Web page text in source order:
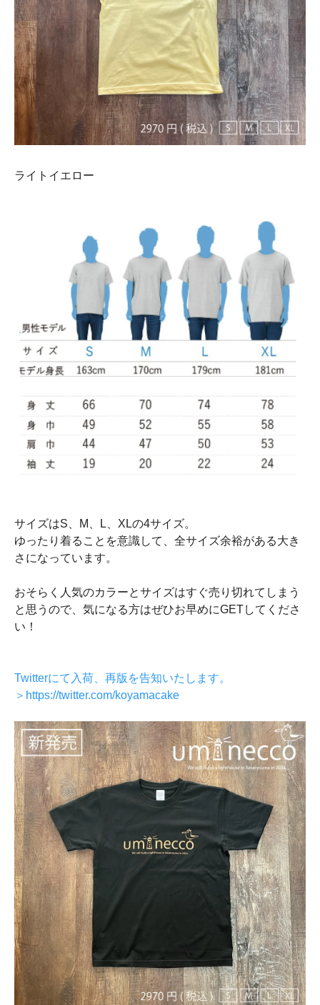
ライトイエロー
サイズはS、M、L、XLの4サイズ。
ゆったり着ることを意識して、全サイズ余裕がある大き
さになっています。
おそらく人気のカラーとサイズはすぐ売り切れてしまう
と思うので、気になる方はぜひお早めにGETしてくださ
い！
Twitterにて入荷、再版を告知いたします。
＞https://twitter.com/koyamacake